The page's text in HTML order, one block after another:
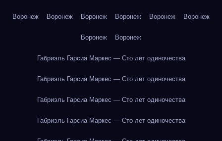
Воронеж Воронеж Воронеж Воронеж Воронеж Воронеж
Воронеж Воронеж
Габриэль Гарсиа Маркес — Сто лет одиночества
Габриэль Гарсиа Маркес — Сто лет одиночества
Габриэль Гарсиа Маркес — Сто лет одиночества
Габриэль Гарсиа Маркес — Сто лет одиночества